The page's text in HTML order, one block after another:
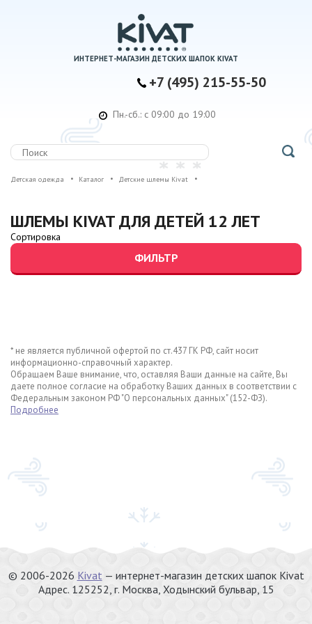
ИНТЕРНЕТ-МАГАЗИН ДЕТСКИХ ШАПОК KIVAT
+7 (495) 215-55-50
Пн.-сб.: с 09:00 до 19:00
Детская одежда Каталог Детские шлемы Kivat
ШЛЕМЫ KIVAT ДЛЯ ДЕТЕЙ 12 ЛЕТ
Сортировка
ФИЛЬТР
* не является публичной офертой по ст.437 ГК РФ, сайт носит
информационно-справочный характер.
Обращаем Ваше внимание, что, оставляя Ваши данные на сайте, Вы
даете полное согласие на обработку Ваших данных в соответствии с
Федеральным законом РФ "О персональных данных" (152-ФЗ).
Подробнее
© 2006-2026 Kivat — интернет-магазин детских шапок Kivat
Адрес. 125252, г. Москва, Ходынский бульвар, 15